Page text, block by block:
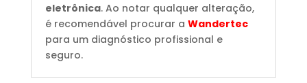
eletrônica. Ao notar qualquer alteração,
é recomendável procurar a Wandertec
para um diagnóstico profissional e
seguro.